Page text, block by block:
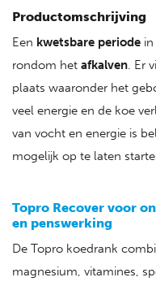
Productomschrijving
Een kwetsbare periode
rondom het afkalven. Er
plaats waaronder het
veel energie en de koe
van vocht en energie is
mogelijk op te laten
Topro Recover voor
en penswerking
De Topro koedrank
magnesium, vitamines,